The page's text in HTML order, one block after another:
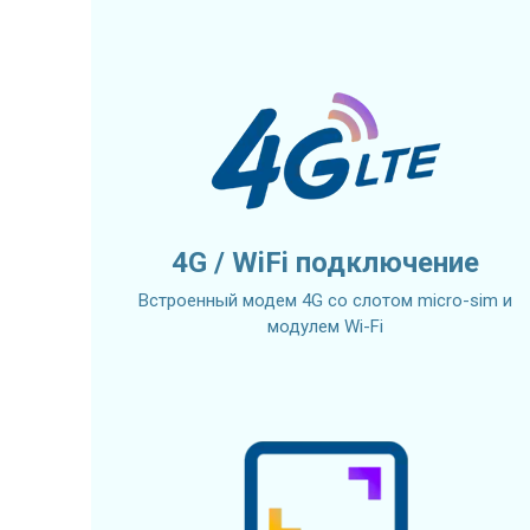
4G / WiFi подключение
Встроенный модем 4G со слотом micro-sim и
модулем Wi-Fi